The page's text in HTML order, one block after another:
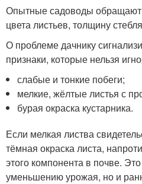
Опытные садоводы
цвета листьев, толщину
О проблеме дачнику
признаки, которые нельзя
слабые и тонкие побеги;
мелкие, жёлтые листья с
бурая окраска кустарника.
Если мелкая листва
тёмная окраска листа,
этого компонента в почве.
уменьшению урожая, но и